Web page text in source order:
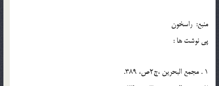
منبع: راسخون
پي نوشت ها :
1 . مجمع البحرين ،ج2ص، 389.